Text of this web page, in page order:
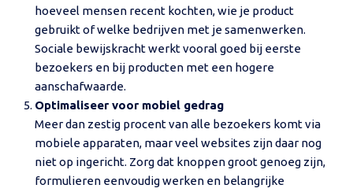
hoeveel mensen recent kochten, wie je product
gebruikt of welke bedrijven met je samenwerken.
Sociale bewijskracht werkt vooral goed bij eerste
bezoekers en bij producten met een hogere
aanschafwaarde.
Optimaliseer voor mobiel gedrag
Meer dan zestig procent van alle bezoekers komt via
mobiele apparaten, maar veel websites zijn daar nog
niet op ingericht. Zorg dat knoppen groot genoeg zijn,
formulieren eenvoudig werken en belangrijke